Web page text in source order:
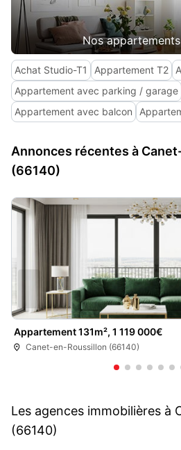
Nos
Achat Studio-T1 Appartement T2
Appartement avec parking / garage
Appartement avec balcon
Annonces récentes à
(66140)
Appartement 131m², 1 119 000€
Canet-en-Roussillon (66140)
Les agences immobilières à
(66140)